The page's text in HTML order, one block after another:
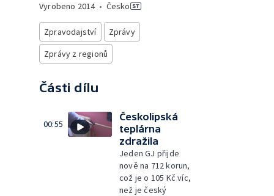
Vyrobeno 2014• Česko
Zpravodajství
Zprávy
Zprávy z regionů
Části dílu
00:55
Českolipská
teplárna
zdražila
Jeden GJ přijde
nově na 712 korun,
což je o 105 Kč víc,
než je český